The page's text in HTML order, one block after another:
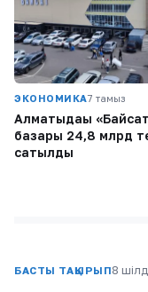
ЭКОНОМИКА7 тамыз
Алматыдағы
базары 24,8 млрд
сатылды
БАСТЫ ТАҚЫРЫП8